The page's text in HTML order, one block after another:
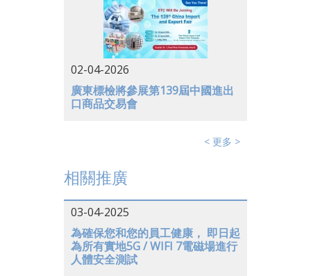
02-04-2026
廣東標檢將參展第139屆中國進出
口商品交易會
< 更多 >
相關推廣
03-04-2025
為確保您和您的員工健康， 即日起
為所有實地5G / WIFI 7電磁場進行
人體安全測試